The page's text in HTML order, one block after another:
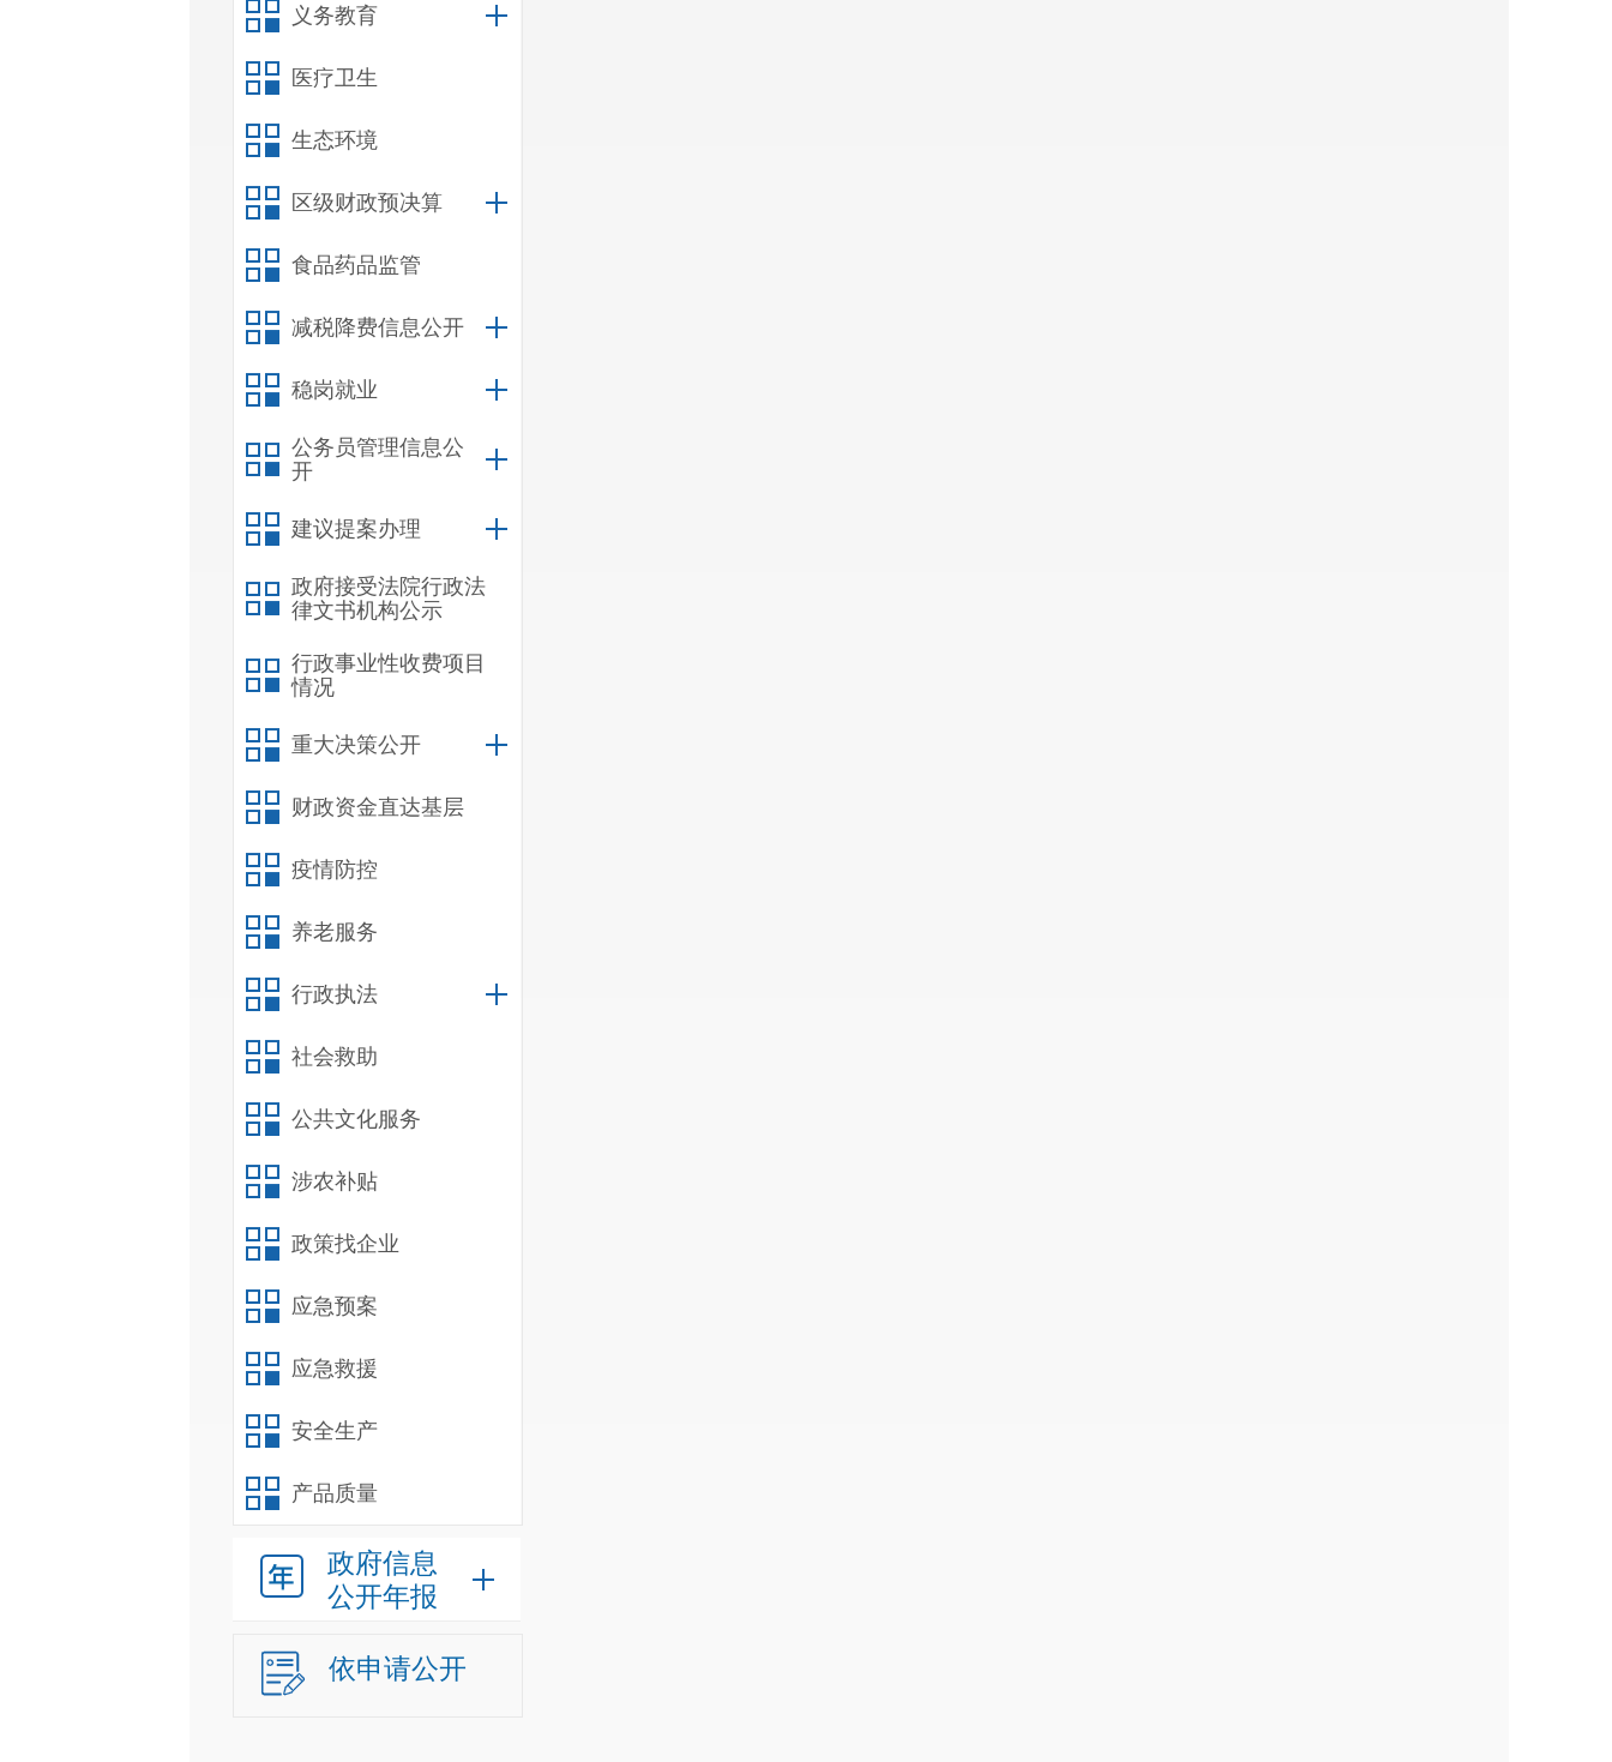
义务教育
医疗卫生
生态环境
区级财政预决算
食品药品监管
减税降费信息公开
稳岗就业
公务员管理信息公
开
建议提案办理
政府接受法院行政法
律文书机构公示
行政事业性收费项目
情况
重大决策公开
财政资金直达基层
疫情防控
养老服务
行政执法
社会救助
公共文化服务
涉农补贴
政策找企业
应急预案
应急救援
安全生产
产品质量
政府信息
公开年报
依申请公开